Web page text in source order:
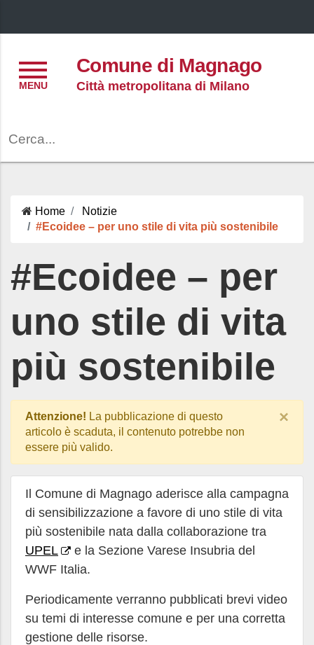
Comune di Magnago
Città metropolitana di Milano
Home
Notizie
#Ecoidee – per uno stile di vita più sostenibile
#Ecoidee – per
uno stile di vita
più sostenibile
Attenzione! La pubblicazione di questo
articolo è scaduta, il contenuto potrebbe non
essere più valido.
×
Il Comune di Magnago aderisce alla campagna
di sensibilizzazione a favore di uno stile di vita
più sostenibile nata dalla collaborazione tra
UPEL
e la Sezione Varese Insubria del
WWF Italia.
Periodicamente verranno pubblicati brevi video
su temi di interesse comune e per una corretta
gestione delle risorse.